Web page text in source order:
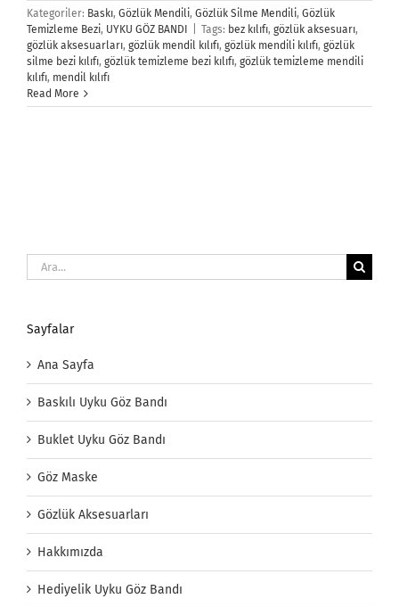
Kategoriler: Baskı, Gözlük Mendili, Gözlük Silme Mendili, Gözlük
Temizleme Bezi, UYKU GÖZ BANDI Tags: bez kılıfı, gözlük aksesuarı,
gözlük aksesuarları, gözlük mendil kılıfı, gözlük mendili kılıfı, gözlük
silme bezi kılıfı, gözlük temizleme bezi kılıfı, gözlük temizleme mendili
kılıfı, mendil kılıfı
Read More
Ara:
Sayfalar
Ana Sayfa
Baskılı Uyku Göz Bandı
Buklet Uyku Göz Bandı
Göz Maske
Gözlük Aksesuarları
Hakkımızda
Hediyelik Uyku Göz Bandı